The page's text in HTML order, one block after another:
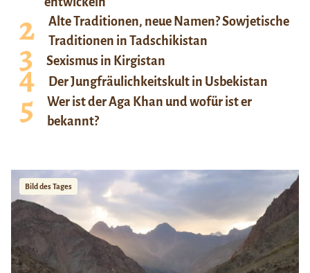
Alte Traditionen, neue Namen? Sowjetische
Traditionen in Tadschikistan
Sexismus in Kirgistan
Der Jungfräulichkeitskult in Usbekistan
Wer ist der Aga Khan und wofür ist er
bekannt?
Bild des Tages